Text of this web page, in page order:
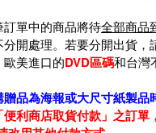
訂單中的商品將待全部商品
分開處理。若要分開出貨，
歐美進口的DVD區碼和台灣
贈品為海報或大尺寸紙製
便利商店取貨付款」之訂